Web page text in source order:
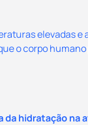
elevadas e
o corpo